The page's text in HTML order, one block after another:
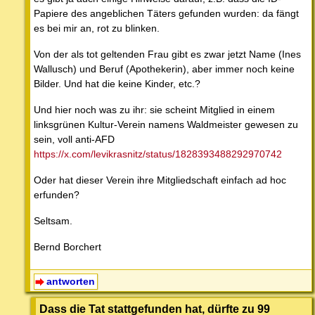
Papiere des angeblichen Täters gefunden wurden: da fängt
es bei mir an, rot zu blinken.
Von der als tot geltenden Frau gibt es zwar jetzt Name (Ines
Wallusch) und Beruf (Apothekerin), aber immer noch keine
Bilder. Und hat die keine Kinder, etc.?
Und hier noch was zu ihr: sie scheint Mitglied in einem
linksgrünen Kultur-Verein namens Waldmeister gewesen zu
sein, voll anti-AFD
https://x.com/levikrasnitz/status/1828393488292970742
Oder hat dieser Verein ihre Mitgliedschaft einfach ad hoc
erfunden?
Seltsam.
Bernd Borchert
antworten
Dass die Tat stattgefunden hat, dürfte zu 99